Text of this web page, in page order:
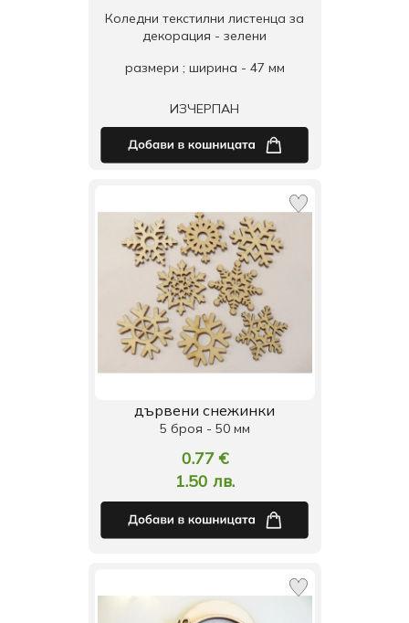
Коледни текстилни листенца за
декорация - зелени
размери ; ширина - 47 мм
ИЗЧЕРПАН
дървени снежинки
5 броя - 50 мм
0.77 €
1.50 лв.